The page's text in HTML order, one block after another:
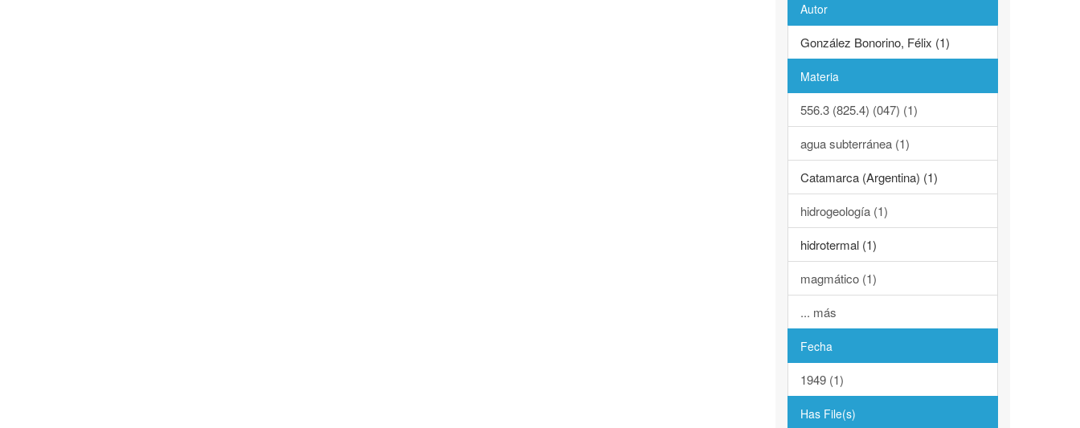
Autor
González Bonorino, Félix (1)
Materia
556.3 (825.4) (047) (1)
agua subterránea (1)
Catamarca (Argentina) (1)
hidrogeología (1)
hidrotermal (1)
magmático (1)
... más
Fecha
1949 (1)
Has File(s)